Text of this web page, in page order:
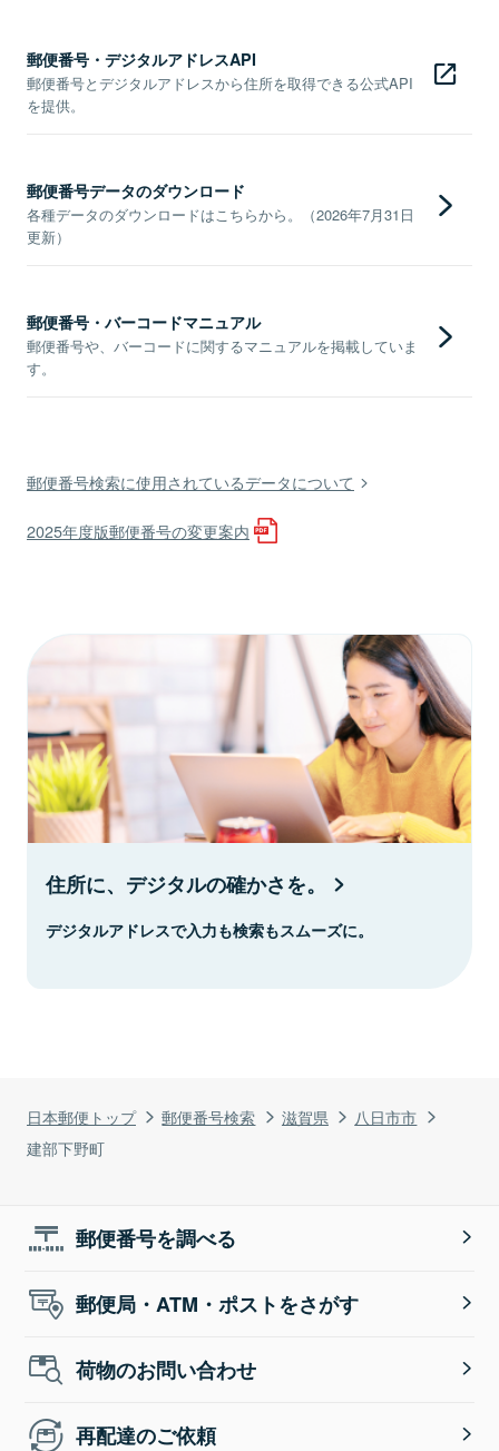
日本郵便トップ 郵便番号検索 滋賀県
八日市市
建部下野町
郵便番号・デジタルアドレスAPI
郵便番号とデジタルアドレスから住所を取得できる公式API
を提供。
郵便番号データのダウンロード
各種データのダウンロードはこちらから。（2026年7月31日
更新）
郵便番号・バーコードマニュアル
郵便番号や、バーコードに関するマニュアルを掲載していま
す。
郵便番号検索に使用されているデータについて
2025年度版郵便番号の変更案内
住所に、デジタルの確かさを。
デジタルアドレスで入力も検索もスムーズに。
郵便番号を調べる
郵便局・ATM・ポストをさがす
荷物のお問い合わせ
再配達のご依頼